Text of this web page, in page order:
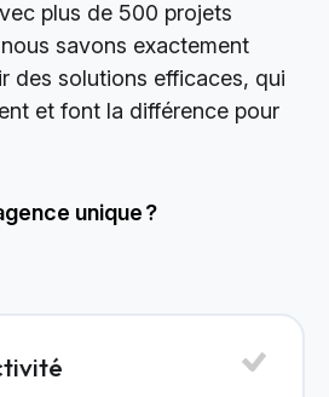
plus de 500 projets
savons exactement
des solutions efficaces, qui
et font la différence pour
unique ?